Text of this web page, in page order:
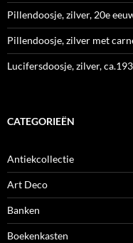
Pillendoosje, zilver, 20e
Pillendoosje, zilver met
Lucifersdoosje, zilver,
CATEGORIEËN
Antiekcollectie
Art Deco
Banken
Boekenkasten